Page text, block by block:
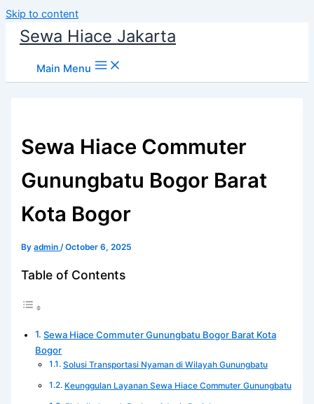
Skip to content
Sewa Hiace Jakarta
Main Menu
Sewa Hiace Commuter
Gunungbatu Bogor Barat
Kota Bogor
Byadmin/October 6, 2025
Table of Contents
Sewa Hiace Commuter Gunungbatu Bogor Barat Kota
Bogor
Solusi Transportasi Nyaman di Wilayah Gunungbatu
Keunggulan Layanan Sewa Hiace Commuter Gunungbatu